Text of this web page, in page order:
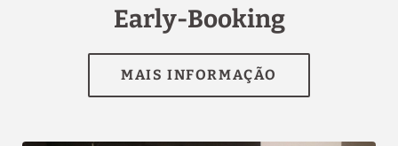
Early-Booking